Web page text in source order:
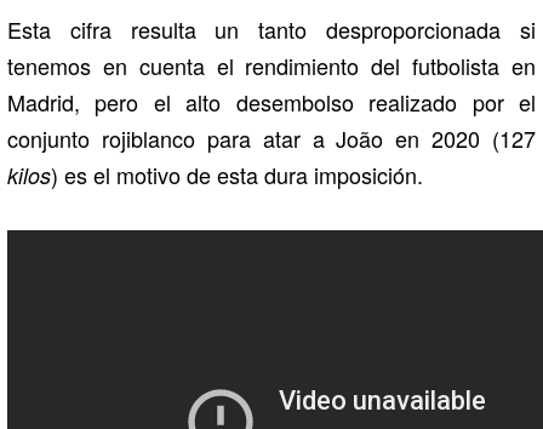
Esta cifra resulta un tanto desproporcionada si
tenemos en cuenta el rendimiento del futbolista en
Madrid, pero el alto desembolso realizado por el
conjunto rojiblanco para atar a João en 2020 (127
kilos) es el motivo de esta dura imposición.